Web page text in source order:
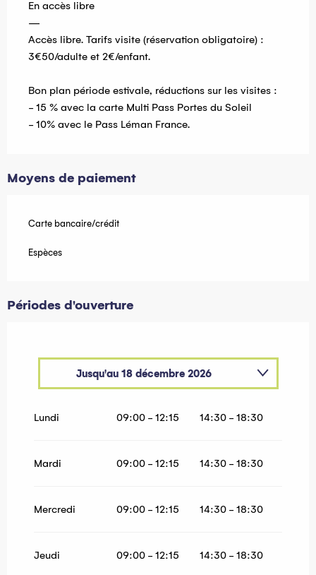
En accès libre
—
Accès libre. Tarifs visite (réservation obligatoire) :
3€50/adulte et 2€/enfant.
Bon plan période estivale, réductions sur les visites :
- 15 % avec la carte Multi Pass Portes du Soleil
- 10% avec le Pass Léman France.
Moyens de paiement
Carte bancaire/crédit
Espèces
Périodes d'ouverture
Jusqu'au 18 décembre 2026
Lundi 09:00 - 12:15 14:30 - 18:30
Mardi 09:00 - 12:15 14:30 - 18:30
Mercredi 09:00 - 12:15 14:30 - 18:30
Jeudi 09:00 - 12:15 14:30 - 18:30